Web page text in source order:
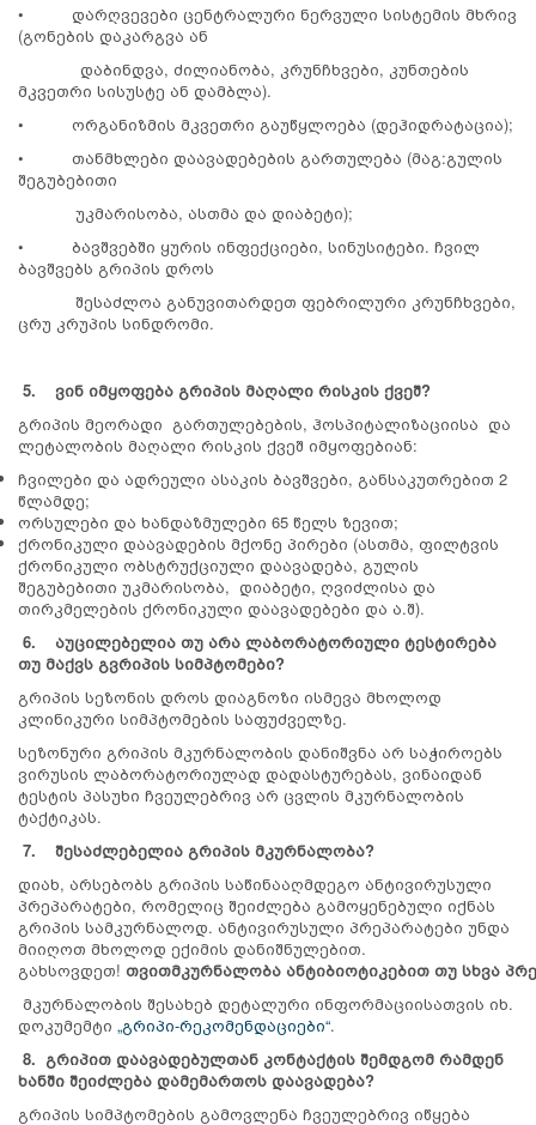
• დარღვევები ცენტრალური ნერვული სისტემის მხრივ
(გონების დაკარგვა ან
დაბინდვა, ძილიანობა, კრუნჩხვები, კუნთების
მკვეთრი სისუსტე ან დამბლა).
• ორგანიზმის მკვეთრი გაუწყლოება (დეჰიდრატაცია);
• თანმხლები დაავადებების გართულება (მაგ:გულის
შეგუბებითი
უკმარისობა, ასთმა და დიაბეტი);
• ბავშვებში ყურის ინფექციები, სინუსიტები. ჩვილ
ბავშვებს გრიპის დროს
შესაძლოა განუვითარდეთ ფებრილური კრუნჩხვები,
ცრუ კრუპის სინდრომი.
5. ვინ იმყოფება გრიპის მაღალი რისკის ქვეშ?
გრიპის მეორადი გართულებების, ჰოსპიტალიზაციისა და
ლეტალობის მაღალი რისკის ქვეშ იმყოფებიან:
ჩვილები და ადრეული ასაკის ბავშვები, განსაკუთრებით 2
წლამდე;
ორსულები და ხანდაზმულები 65 წელს ზევით;
ქრონიკული დაავადების მქონე პირები (ასთმა, ფილტვის
ქრონიკული ობსტრუქციული დაავადება, გულის
შეგუბებითი უკმარისობა, დიაბეტი, ღვიძლისა და
თირკმელების ქრონიკული დაავადებები და ა.შ).
6. აუცილებელია თუ არა ლაბორატორიული ტესტირება
თუ მაქვს გვრიპის სიმპტომები?
გრიპის სეზონის დროს დიაგნოზი ისმევა მხოლოდ
კლინიკური სიმპტომების საფუძველზე.
სეზონური გრიპის მკურნალობის დანიშვნა არ საჭიროებს
ვირუსის ლაბორატორიულად დადასტურებას, ვინაიდან
ტესტის პასუხი ჩვეულებრივ არ ცვლის მკურნალობის
ტაქტიკას.
7. შესაძლებელია გრიპის მკურნალობა?
დიახ, არსებობს გრიპის საწინააღმდეგო ანტივირუსული
პრეპარატები, რომელიც შეიძლება გამოყენებული იქნას
გრიპის სამკურნალოდ. ანტივირუსული პრეპარატები უნდა
მიიღოთ მხოლოდ ექიმის დანიშნულებით.
გახსოვდეთ! თვითმკურნალობა ანტიბიოტიკებით თუ სხვა
მკურნალობის შესახებ დეტალური ინფორმაციისათვის იხ.
დოკუმემტი „გრიპი-რეკომენდაციები“.
8. გრიპით დაავადებულთან კონტაქტის შემდგომ რამდენ
ხანში შეიძლება დამემართოს დაავადება?
გრიპის სიმპტომების გამოვლენა ჩვეულებრივ იწყება